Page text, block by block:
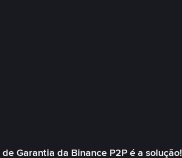
Garantia da Binance P2P é a solução!